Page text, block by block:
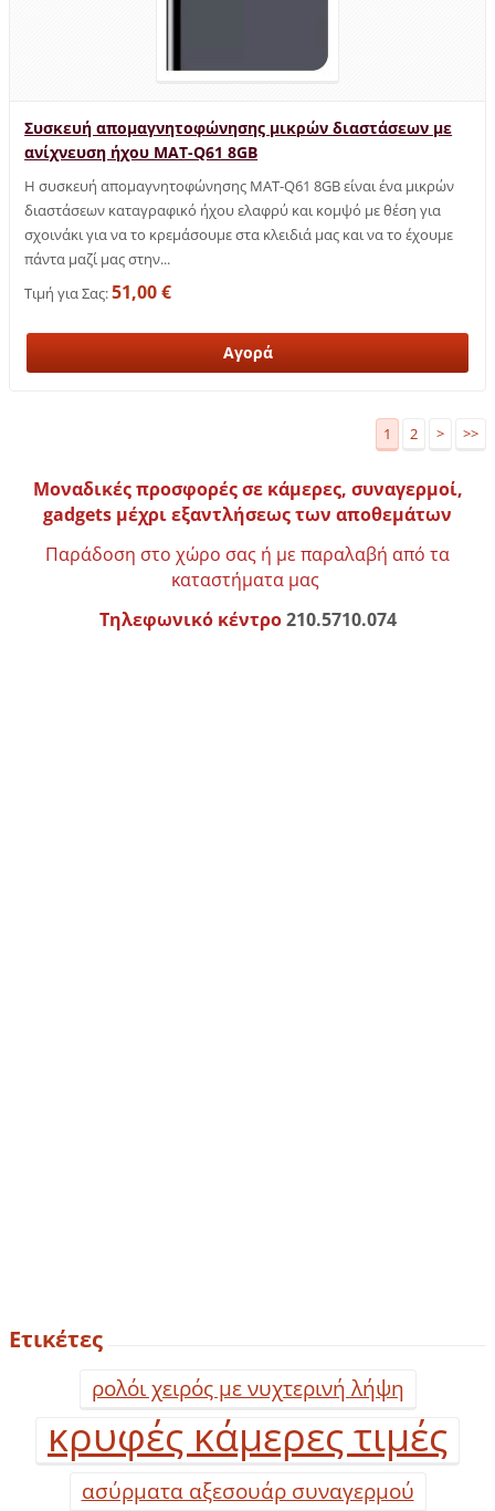
Συσκευή απομαγνητοφώνησης μικρών διαστάσεων με
ανίχνευση ήχου MAT-Q61 8GB
Η συσκευή απομαγνητοφώνησης MAT-Q61 8GB είναι ένα μικρών
διαστάσεων καταγραφικό ήχου ελαφρύ και κομψό με θέση για
σχοινάκι για να το κρεμάσουμε στα κλειδιά μας και να το έχουμε
πάντα μαζί μας στην...
Τιμή για Σας:51,00 €
1 2 > >>
Μοναδικές προσφορές σε κάμερες, συναγερμοί,
gadgets μέχρι εξαντλήσεως των αποθεμάτων
Παράδοση στο χώρο σας ή με παραλαβή από τα
καταστήματα μας
Τηλεφωνικό κέντρο210.5710.074
Ετικέτες
ρολόι χειρός με νυχτερινή λήψη
κρυφές κάμερες τιμές
ασύρματα αξεσουάρ συναγερμού